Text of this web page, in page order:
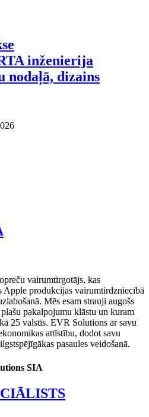
inženierija
nodaļā, dizains
vairumtirgotājs, kas
Apple produkcijas vairumtirdzniecībā
Mēs esam strauji augošs
pakalpojumu klāstu un kuram
25 valstīs. EVR Solutions ar savu
attīstību, dodot savu
pasaules veidošanā.
SIA